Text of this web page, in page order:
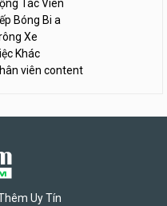
Tác Viên
Bóng Bi a
Xe
Khác
viên content
Uy Tín